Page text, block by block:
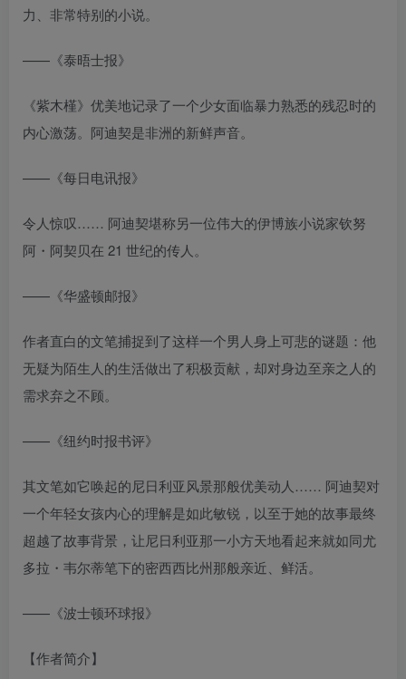
力、非常特别的小说。
——《泰晤士报》
《紫木槿》优美地记录了一个少女面临暴力熟悉的残忍时的
内心激荡。阿迪契是非洲的新鲜声音。
——《每日电讯报》
令人惊叹…… 阿迪契堪称另一位伟大的伊博族小说家钦努
阿・阿契贝在 21 世纪的传人。
——《华盛顿邮报》
作者直白的文笔捕捉到了这样一个男人身上可悲的谜题：他
无疑为陌生人的生活做出了积极贡献，却对身边至亲之人的
需求弃之不顾。
——《纽约时报书评》
其文笔如它唤起的尼日利亚风景那般优美动人…… 阿迪契对
一个年轻女孩内心的理解是如此敏锐，以至于她的故事最终
超越了故事背景，让尼日利亚那一小方天地看起来就如同尤
多拉・韦尔蒂笔下的密西西比州那般亲近、鲜活。
——《波士顿环球报》
【作者简介】